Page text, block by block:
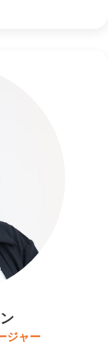
ジャー